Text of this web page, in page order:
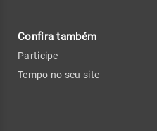
Confira também
Participe
Tempo no seu site